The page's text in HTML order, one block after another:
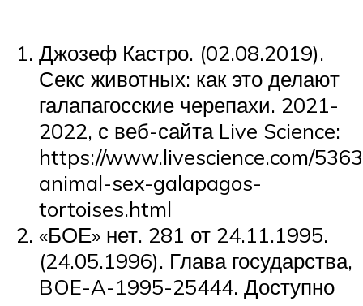
Джозеф Кастро. (02.08.2019).
Секс животных: как это делают
галапагосские черепахи. 2021-
2022, с веб-сайта Live Science:
https://www.livescience.com/
animal-sex-galapagos-
tortoises.html
«БОЕ» нет. 281 от 24.11.1995.
(24.05.1996). Глава государства,
BOE-A-1995-25444. Доступно